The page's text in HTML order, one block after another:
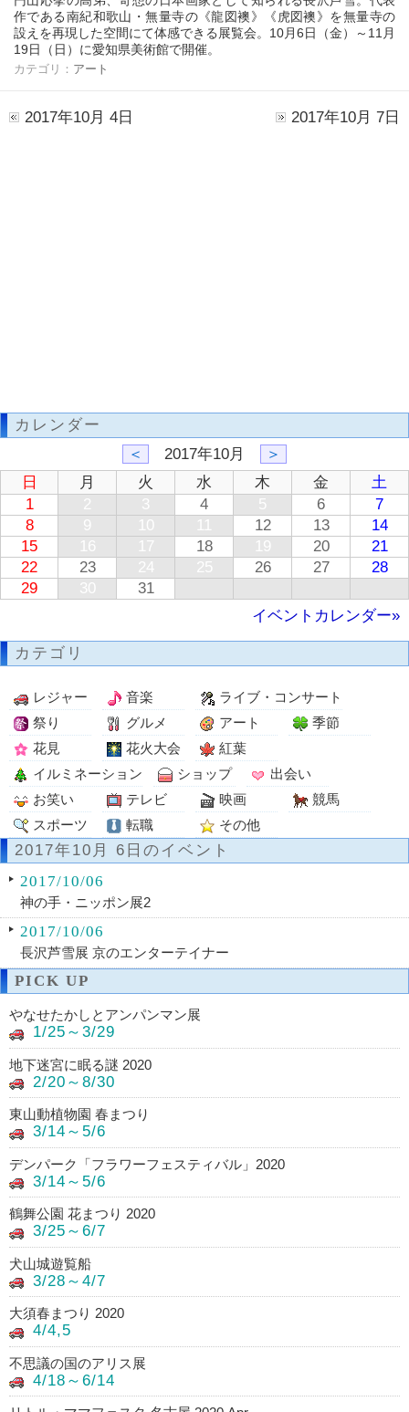
作である南紀和歌山・無量寺の《龍図襖》《虎図襖》を無量寺の
設えを再現した空間にて体感できる展覧会。10月6日（金）～11月
19日（日）に愛知県美術館で開催。
カテゴリ： アート
2017年10月 4日 2017年10月 7日
カレンダー
＜
2017年10月
＞
日
月 火 水 木 金
土
1
2 3 4 5 6
7
8
9 10 11 12 13
14
15
16 17 18 19 20
21
22
23 24 25 26 27
28
29
30
31
イベントカレンダー»
カテゴリ
レジャー 音楽
ライブ・コンサート
祭り
グルメ アート
季節
花見
花火大会
紅葉
イルミネーション
ショップ
出会い
お笑い
テレビ 映画
競馬
スポーツ
転職 その他
2017年10月 6日のイベント
2017/10/06
神の手・ニッポン展2
2017/10/06
長沢芦雪展 京のエンターテイナー
PICK UP
やなせたかしとアンパンマン展
1/25～3/29
地下迷宮に眠る謎 2020
2/20～8/30
東山動植物園 春まつり
3/14～5/6
デンパーク「フラワーフェスティバル」2020
3/14～5/6
鶴舞公園 花まつり 2020
3/25～6/7
犬山城遊覧船
3/28～4/7
大須春まつり 2020
4/4,5
不思議の国のアリス展
4/18～6/14